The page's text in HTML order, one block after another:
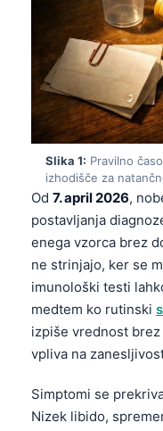
Slika 1: Pravilno
izhodišče za
Od 7. april 2026,
postavljanja
enega vzorca brez
ne strinjajo, ker se
imunološki testi
medtem ko rutinski
izpiše vrednost
vpliva na
Simptomi se
Nizek libido,